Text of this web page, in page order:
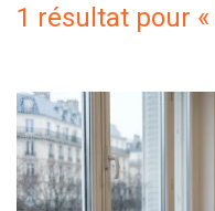
1 résultat pour «